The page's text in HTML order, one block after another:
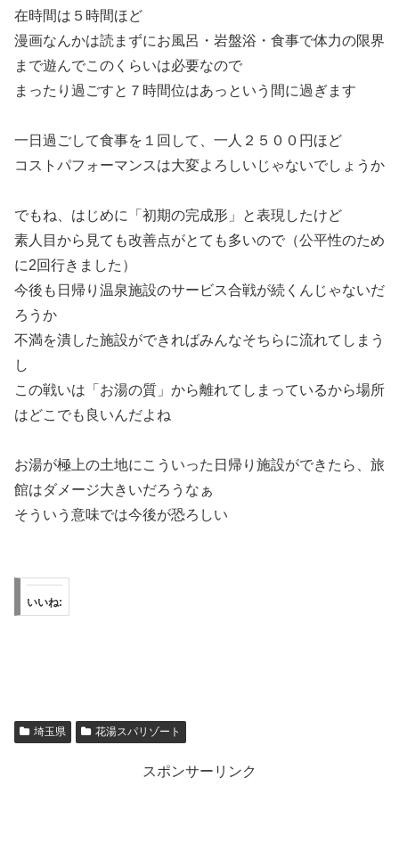
在時間は５時間ほど
漫画なんかは読まずにお風呂・岩盤浴・食事で体力の限界
まで遊んでこのくらいは必要なので
まったり過ごすと７時間位はあっという間に過ぎます
一日過ごして食事を１回して、一人２５００円ほど
コストパフォーマンスは大変よろしいじゃないでしょうか
でもね、はじめに「初期の完成形」と表現したけど
素人目から見ても改善点がとても多いので（公平性のため
に2回行きました）
今後も日帰り温泉施設のサービス合戦が続くんじゃないだ
ろうか
不満を潰した施設ができればみんなそちらに流れてしまう
し
この戦いは「お湯の質」から離れてしまっているから場所
はどこでも良いんだよね
お湯が極上の土地にこういった日帰り施設ができたら、旅
館はダメージ大きいだろうなぁ
そういう意味では今後が恐ろしい
いいね:
埼玉県 花湯スパリゾート
スポンサーリンク